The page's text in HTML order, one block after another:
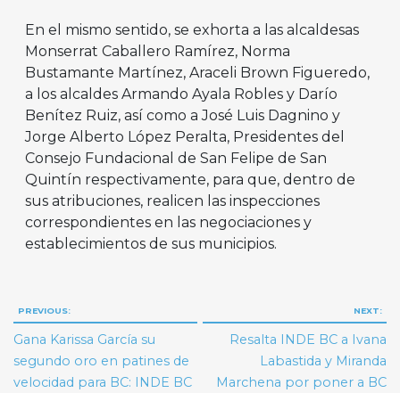
En el mismo sentido, se exhorta a las alcaldesas
Monserrat Caballero Ramírez, Norma
Bustamante Martínez, Araceli Brown Figueredo,
a los alcaldes Armando Ayala Robles y Darío
Benítez Ruiz, así como a José Luis Dagnino y
Jorge Alberto López Peralta, Presidentes del
Consejo Fundacional de San Felipe de San
Quintín respectivamente, para que, dentro de
sus atribuciones, realicen las inspecciones
correspondientes en las negociaciones y
establecimientos de sus municipios.
Navegación
de
entradas
PREVIOUS:
Gana Karissa García su
segundo oro en patines de
velocidad para BC: INDE BC
NEXT:
Resalta INDE BC a Ivana
Labastida y Miranda
Marchena por poner a BC